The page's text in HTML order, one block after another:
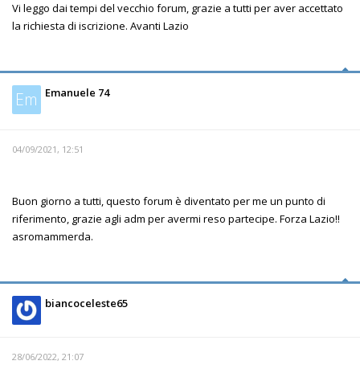
Vi leggo dai tempi del vecchio forum, grazie a tutti per aver accettato
la richiesta di iscrizione. Avanti Lazio
Em Emanuele 74
04/09/2021, 12:51
Buon giorno a tutti, questo forum è diventato per me un punto di
riferimento, grazie agli adm per avermi reso partecipe. Forza Lazio!!
asromammerda.
biancoceleste65
28/06/2022, 21:07